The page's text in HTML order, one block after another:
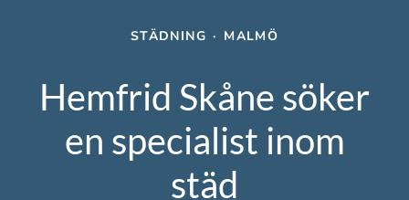
STÄDNING · MALMÖ
Hemfrid Skåne söker
en specialist inom
städ